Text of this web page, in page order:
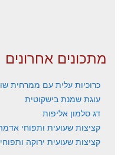
מתכונים אחרונים
כרוכיות עלית עם ממרחית
עוגת שמנת בישקוטית
דג סלמון אליפות
קציצות שעועית ותפוחי
קציצות שעועית ירוקה